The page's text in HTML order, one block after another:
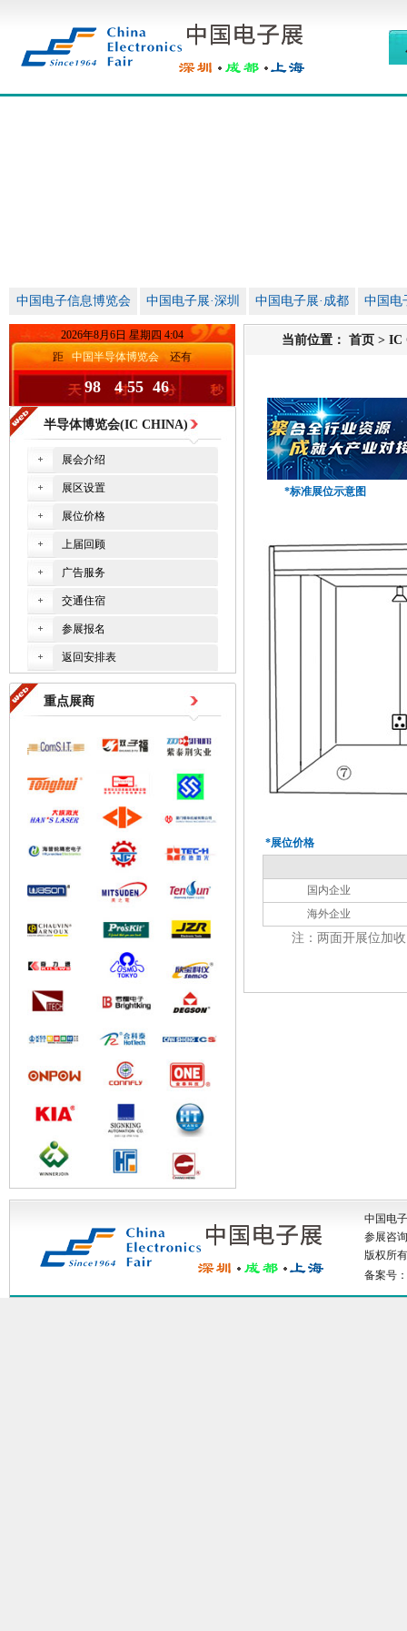
中国电子信息博览会 中国电子展·深圳 中国电子展·成都 中国电
2026年8月 6日 星期四 4:04
距 中国半导体博览会 还有
98 4 55 46
半导体博览会(IC CHINA)
展会介绍
展区设置
展位价格
上届回顾
广告服务
交通住宿
参展报名
返回安排表
重点展商
当前位置： 首页 > IC
*标准展位示意图
*展位价格
国内企业
海外企业
注：两面开展位加
中国电
参展咨
版权所
备案号：